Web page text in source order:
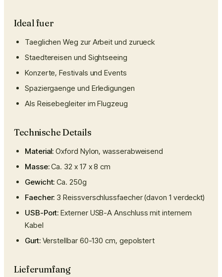
Ideal fuer
Taeglichen Weg zur Arbeit und zurueck
Staedtereisen und Sightseeing
Konzerte, Festivals und Events
Spaziergaenge und Erledigungen
Als Reisebegleiter im Flugzeug
Technische Details
Material: Oxford Nylon, wasserabweisend
Masse:Ca. 32 x 17 x 8 cm
Gewicht: Ca. 250g
Faecher: 3 Reissverschlussfaecher (davon 1 verdeckt)
USB-Port: Externer USB-A Anschluss mit internem
Kabel
Gurt:Verstellbar 60-130 cm, gepolstert
Lieferumfang